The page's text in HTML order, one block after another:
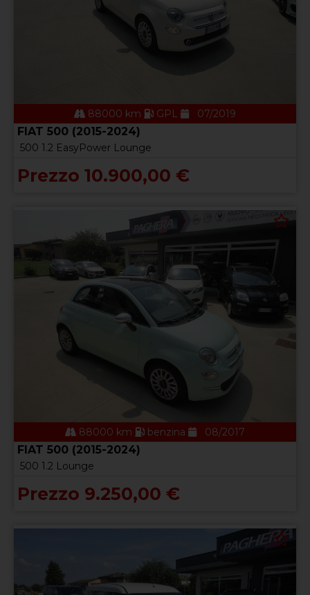
88000 km GPL 07/2019
FIAT 500 (2015-2024)
500 1.2 EasyPower Lounge
Prezzo 10.900,00 €
88000 km benzina 08/2017
FIAT 500 (2015-2024)
500 1.2 Lounge
Prezzo 9.250,00 €